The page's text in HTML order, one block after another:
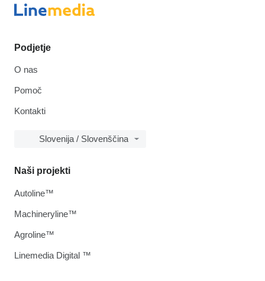
Podjetje
O nas
Pomoč
Kontakti
Slovenija / Slovenščina
Naši projekti
Autoline™
Machineryline™
Agroline™
Linemedia Digital ™